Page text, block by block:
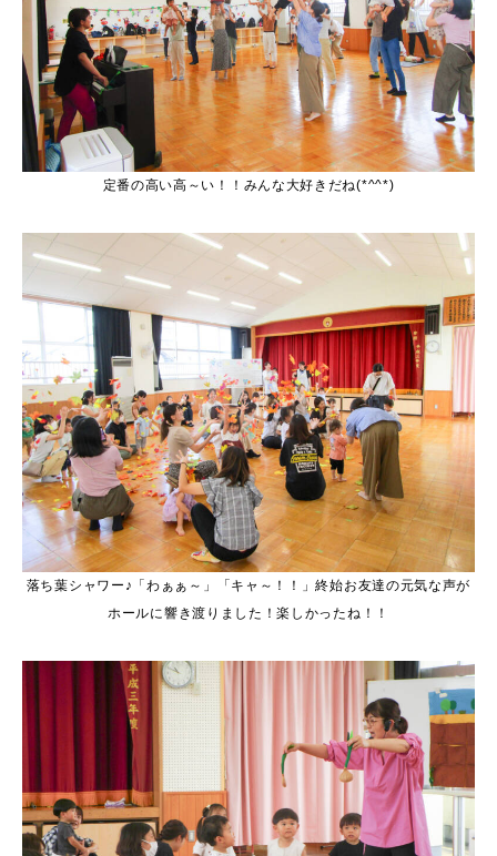
定番の高い高～い！！みんな大好きだね(*^^*)
落ち葉シャワー♪「わぁぁ～」「キャ～！！」終始お友達の元気な声が
ホールに響き渡りました！楽しかったね！！